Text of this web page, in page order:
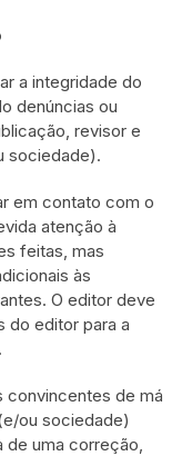
a integridade do
denúncias ou
revisor e
sociedade).
em contato com o
atenção à
feitas, mas
às
O editor deve
do editor para a
convincentes de má
ou sociedade)
de uma correção,